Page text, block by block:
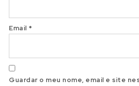
Email *
Guardar o meu nome, email e site